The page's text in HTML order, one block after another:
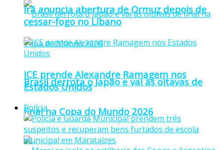
Brasil derrota o Japão e vai às oitavas de
final na Copa do Mundo 2026
Irã anuncia abertura de Ormuz depois de
cessar-fogo no Líbano
ICE prende Alexandre Ramagem nos
Estados Unidos
Polícia